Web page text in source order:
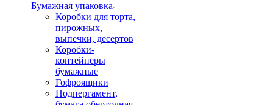
Бумажная упаковка
Коробки для торта,
пирожных,
выпечки, десертов
Коробки-
контейнеры
бумажные
Гофроящики
Подпергамент,